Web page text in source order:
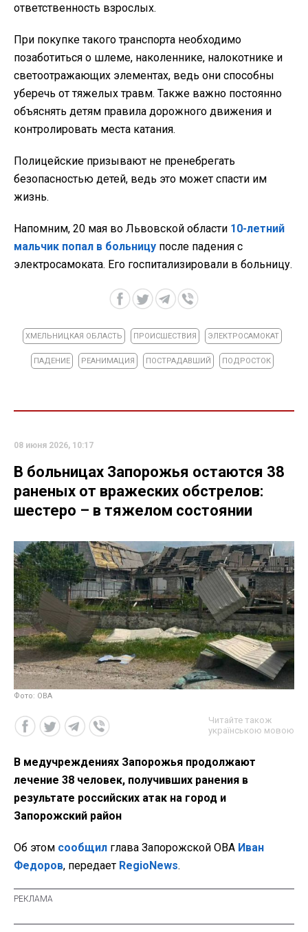
ответственность взрослых.
При покупке такого транспорта необходимо
позаботиться о шлеме, наколеннике, налокотнике и
светоотражающих элементах, ведь они способны
уберечь от тяжелых травм. Также важно постоянно
объяснять детям правила дорожного движения и
контролировать места катания.
Полицейские призывают не пренебрегать
безопасностью детей, ведь это может спасти им
жизнь.
Напомним, 20 мая во Львовской области 10-летний
мальчик попал в больницу после падения с
электросамоката. Его госпитализировали в больницу.
ХМЕЛЬНИЦКАЯ ОБЛАСТЬ ПРОИСШЕСТВИЯ ЭЛЕКТРОСАМОКАТ
ПАДЕНИЕ РЕАНИМАЦИЯ ПОСТРАДАВШИЙ ПОДРОСТОК
08 июня 2026, 10:17
В больницах Запорожья остаются 38
раненых от вражеских обстрелов:
шестеро – в тяжелом состоянии
Фото: ОВА
Читайте також
українською мовою
В медучреждениях Запорожья продолжают
лечение 38 человек, получивших ранения в
результате российских атак на город и
Запорожский район
Об этом сообщил глава Запорожской ОВА Иван
Федоров, передает RegioNews.